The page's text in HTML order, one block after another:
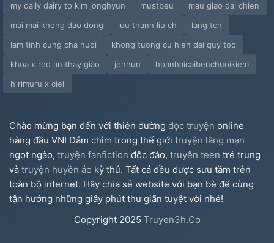
my daily dairy to kim jonghyun
mustbeu
mau giao dai chien
mai mai khong dao dong
luu thanh liu ch
lang tch
lam tinh cung cha nuoi
khong tuong cu hien dai quy toc
khoa x red an thay giao
jenhun
hoanhaicaibenchuoikiem
h rimuru x ciel
Chào mừng bạn đến với thiên đường đọc truyện online
hàng đầu VN! Đắm chìm trong thế giới truyện lãng mạn
ngọt ngào, truyện fanfiction độc đáo, truyện teen trẻ trung
và truyện huyền ảo kỳ thú. Tất cả đều được sưu tầm trên
toàn bộ internet. Hãy chia sẻ website với bạn bè để cùng
tận hưởng những giây phút thư giãn tuyệt vời nhé!
Copyright 2025 Truyen3h.Co